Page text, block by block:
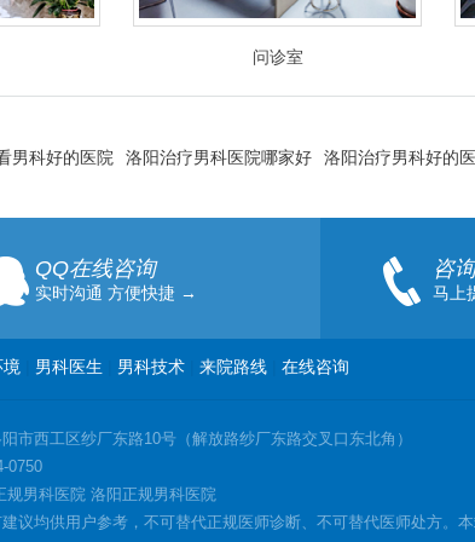
问诊室
男科好的医院 洛阳治疗男科医院哪家好 洛阳治疗男科好的
QQ在线咨询
实时沟通 方便快捷 →
咨
马上
境 男科医生 男科技术 来院路线 在线咨询
市西工区纱厂东路10号（解放路纱厂东路交叉口东北角）
0750
规男科医院 洛阳正规男科医院
议均供用户参考，不可替代正规医师诊断、不可替代医师处方。